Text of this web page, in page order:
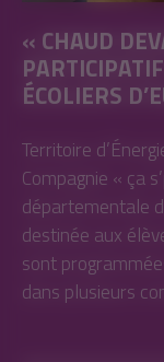
« CHAUD
ÉCOLIERS
Territoire
Compagnie « ça
départementale
destinée aux
sont
dans plusieurs